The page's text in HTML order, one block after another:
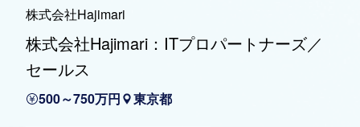
株式会社Hajimari
株式会社Hajimari：ITプロパートナーズ／
セールス
500～750万円 東京都